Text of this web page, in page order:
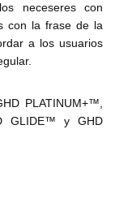
neceseres con
con la frase de la
a los usuarios
PLATINUM+™,
GLIDE™ y GHD